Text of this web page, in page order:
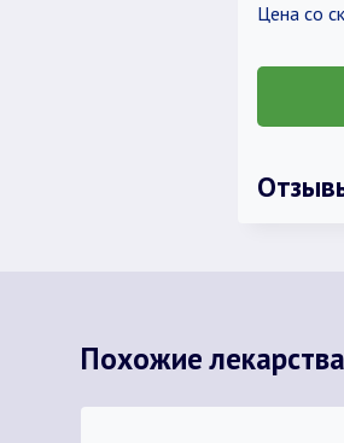
Цена со
Похожие лекарства